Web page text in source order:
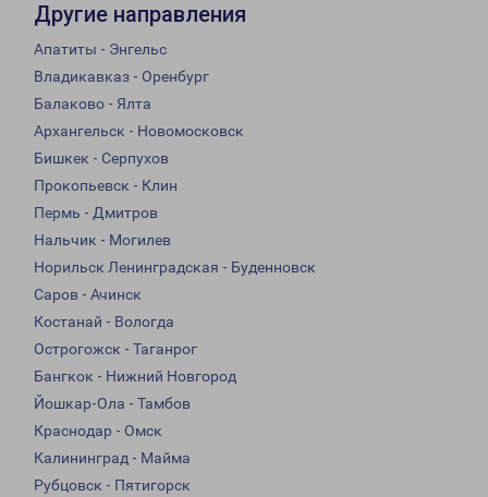
Другие направления
Апатиты - Энгельс
Владикавказ - Оренбург
Балаково - Ялта
Архангельск - Новомосковск
Бишкек - Серпухов
Прокопьевск - Клин
Пермь - Дмитров
Нальчик - Могилев
Норильск Ленинградская - Буденновск
Саров - Ачинск
Костанай - Вологда
Острогожск - Таганрог
Бангкок - Нижний Новгород
Йошкар-Ола - Тамбов
Краснодар - Омск
Калининград - Майма
Рубцовск - Пятигорск